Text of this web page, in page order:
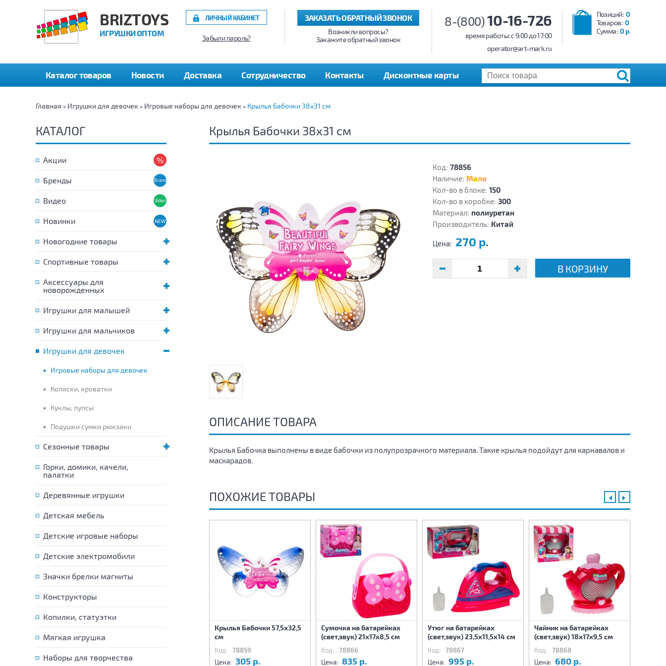
BRIZTOYS
ИГРУШКИ ОПТОМ
Позиций: 0
Товаров: 0
Сумма: 0 р.
8-(800)10-16-726
время работы: c 9:00 до 17:00
operator@art-mark.ru
ЗАКАЗАТЬ ОБРАТНЫЙ ЗВОНОК
Возникли вопросы?
Закажите обратный звонок
ЛИЧНЫЙ КАБИНЕТ
Забыли пароль?
Каталог товаров Новости Доставка Сотрудничество Контакты Дисконтные карты
Главная » Игрушки для девочек » Игровые наборы для девочек » Крылья Бабочки 38х31 см
КАТАЛОГ
Акции
Бренды
Видео
Новинки
Новогодние товары
Спортивные товары
Аксессуары для
новорожденных
Игрушки для малышей
Игрушки для мальчиков
Игрушки для девочек
Игровые наборы для девочек
Коляски, кроватки
Куклы, пупсы
Подушки сумки рюкзаки
Сезонные товары
Горки, домики, качели,
палатки
Деревянные игрушки
Детская мебель
Детские игровые наборы
Детские электромобили
Значки брелки магниты
Конструкторы
Копилки, статуэтки
Мягкая игрушка
Наборы для творчества
Крылья Бабочки 38х31 см
Код: 78856
Наличие: Мало
Кол-во в блоке: 150
Кол-во в коробке: 300
Материал: полиуретан
Производитель: Китай
Цена: 270 р.
В КОРЗИНУ
ОПИСАНИЕ ТОВАРА
Крылья Бабочка выполнены в виде бабочки из полупрозрачного материала. Такие крылья подойдут для карнавалов и
маскарадов.
ПОХОЖИЕ ТОВАРЫ
(свет,звук) 16,2х9х17 см
540 р. Цена: 1 310 р.
Крылья Бабочки 57,5х32,5
см
Код: 78859
Цена: 305 р.
Сумочка на батарейках
(свет,звук) 21х17х8,5 см
Код: 78866
Цена: 835 р.
Утюг на батарейках
(свет,звук) 23,5х11,5х14 см
Код: 78867
Цена: 995 р.
Чайник на батарейках
(свет,звук) 18х17х9,5 см
Код: 78868
Цена: 680 р.